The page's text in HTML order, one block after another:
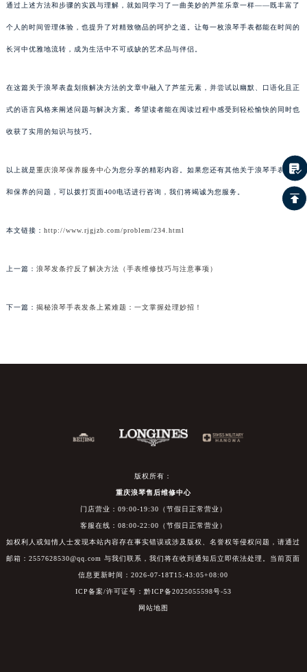
通过上述方法和步骤的实践与理解，就如同学习了一曲美妙的芦笙乐章一样——既丰富了
个人的时间管理体验，也提升了对精致物品的呵护之道。让每一枚浪琴手表都能在时间的
长河中优雅地流转，成为生活中不可或缺的艺术品与伴侣。
在这篇关于浪琴表盘划痕解决方法的文章中融入了芦笙元素，并尝试以幽默、口语化且正
式的语言风格来阐述问题与解决方案。希望读者能在阅读过程中感受到轻松愉快的同时也
收获了实用的知识与技巧。
以上就是重庆浪琴保养服务中心为您分享的精彩内容。如果您还有其他关于浪琴手表维护
和保养的问题，可以拨打页面400电话进行咨询，我们将竭诚为您服务。
本文链接： http://www.rjgjzb.com/problem/234.html
上一篇： 浪琴发条拧反了解决方法（手表维修技巧与注意事项）
下一篇： 揭秘浪琴手表发条上紧难题：一文掌握处理妙招！
版权所有：
重庆浪琴售后维修中心
门店营业：09:00-19:30（节假日正常营业）
客服在线：08:00-22:00（节假日正常营业）
如权利人或知情人士发现本站内容存在事实错误或涉及版权、名誉权等侵权问题，请通过
邮箱：2557628530@qq.com 与我们联系，我们将在收到通知后立即依法处理。当前页面
信息更新时间：2026-07-18T15:43:05+08:00
ICP备案/许可证号：黔ICP备2025055598号-53
网站地图